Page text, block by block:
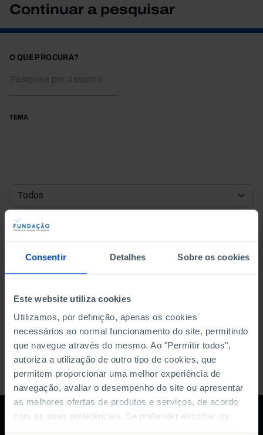
Consentir Detalhes Sobre os cookies
Este website utiliza cookies
Utilizamos, por definição, apenas os cookies
necessários ao normal funcionamento do site, permitindo
que navegue através do mesmo. Ao "Permitir todos",
autoriza a utilização de outro tipo de cookies, que
permitem proporcionar uma melhor experiência de
navegação, avaliar o desempenho do site ou apresentar
as melhores ofertas de produtos e serviços, de acordo
com as suas preferências. Se pretender escolher os
Continuar a pesquisar
O QUE PROCURA?
TEMA
DATA DE INÍCIO
DATA DE FIM